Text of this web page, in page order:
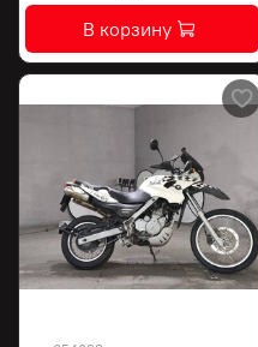
В корзину